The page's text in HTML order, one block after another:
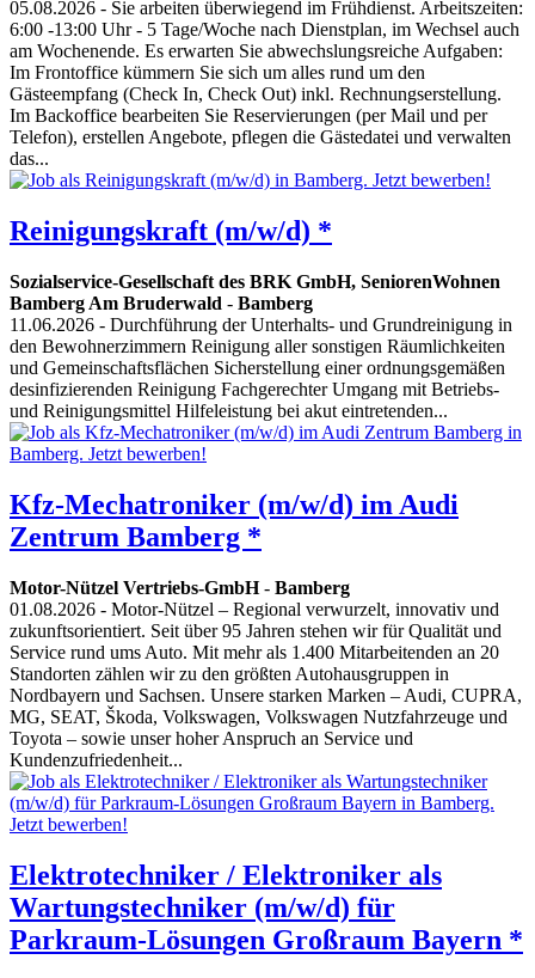
05.08.2026 - Sie arbeiten überwiegend im Frühdienst. Arbeitszeiten:
6:00 -13:00 Uhr - 5 Tage/Woche nach Dienstplan, im Wechsel auch
am Wochenende. Es erwarten Sie abwechslungsreiche Aufgaben:
Im Frontoffice kümmern Sie sich um alles rund um den
Gästeempfang (Check In, Check Out) inkl. Rechnungserstellung.
Im Backoffice bearbeiten Sie Reservierungen (per Mail und per
Telefon), erstellen Angebote, pflegen die Gästedatei und verwalten
das...
Reinigungskraft (m/w/d) *
Sozialservice-Gesellschaft des BRK GmbH, SeniorenWohnen
Bamberg Am Bruderwald - Bamberg
11.06.2026 - Durchführung der Unterhalts- und Grundreinigung in
den Bewohnerzimmern Reinigung aller sonstigen Räumlichkeiten
und Gemeinschaftsflächen Sicherstellung einer ordnungsgemäßen
desinfizierenden Reinigung Fachgerechter Umgang mit Betriebs-
und Reinigungsmittel Hilfeleistung bei akut eintretenden...
Kfz-Mechatroniker (m/w/d) im Audi
Zentrum Bamberg *
Motor-Nützel Vertriebs-GmbH- Bamberg
01.08.2026 - Motor-Nützel – Regional verwurzelt, innovativ und
zukunftsorientiert. Seit über 95 Jahren stehen wir für Qualität und
Service rund ums Auto. Mit mehr als 1.400 Mitarbeitenden an 20
Standorten zählen wir zu den größten Autohausgruppen in
Nordbayern und Sachsen. Unsere starken Marken – Audi, CUPRA,
MG, SEAT, Škoda, Volkswagen, Volkswagen Nutzfahrzeuge und
Toyota – sowie unser hoher Anspruch an Service und
Kundenzufriedenheit...
Elektrotechniker / Elektroniker als
Wartungstechniker (m/w/d) für
Parkraum-Lösungen Großraum Bayern *